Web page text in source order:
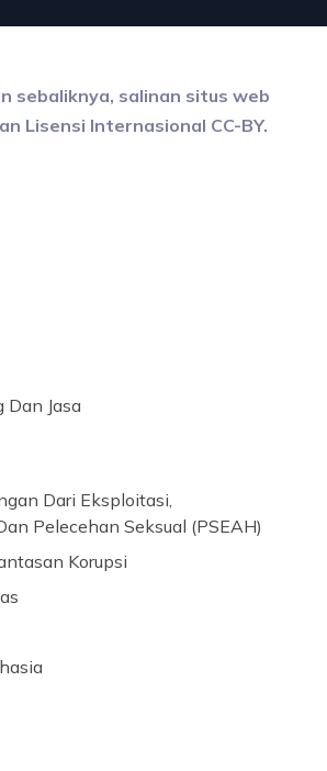
sebaliknya, salinan situs web
Lisensi Internasional CC-BY.
Dan Jasa
Dari Eksploitasi,
Pelecehan Seksual (PSEAH)
Korupsi